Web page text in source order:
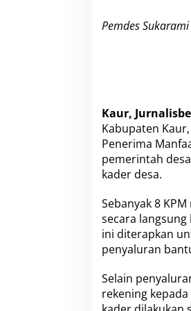
Pemdes
Kaur,
Kabupaten
Penerima
pemerintah
kader desa.
Sebanyak 8
secara
ini diterapkan
penyaluran
Selain
rekening